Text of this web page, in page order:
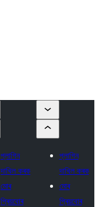
প্লাগিন
দাখিল কৰক
মোৰ
প্ৰিয়বোৰ
প্লাগিন
দাখিল কৰক
মোৰ
প্ৰিয়বোৰ